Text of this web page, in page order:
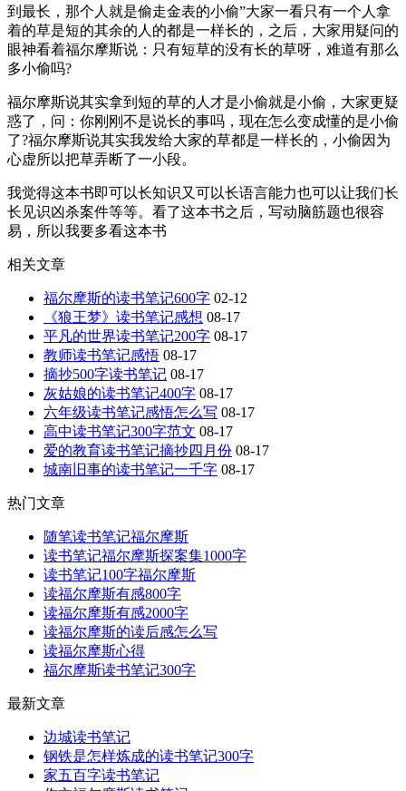
到最长，那个人就是偷走金表的小偷”大家一看只有一个人拿
着的草是短的其余的人的都是一样长的，之后，大家用疑问的
眼神看着福尔摩斯说：只有短草的没有长的草呀，难道有那么
多小偷吗?
福尔摩斯说其实拿到短的草的人才是小偷就是小偷，大家更疑
惑了，问：你刚刚不是说长的事吗，现在怎么变成懂的是小偷
了?福尔摩斯说其实我发给大家的草都是一样长的，小偷因为
心虚所以把草弄断了一小段。
我觉得这本书即可以长知识又可以长语言能力也可以让我们长
长见识凶杀案件等等。看了这本书之后，写动脑筋题也很容
易，所以我要多看这本书
相关文章
福尔摩斯的读书笔记600字 02-12
《狼王梦》读书笔记感想 08-17
平凡的世界读书笔记200字 08-17
教师读书笔记感悟 08-17
摘抄500字读书笔记 08-17
灰姑娘的读书笔记400字 08-17
六年级读书笔记感悟怎么写 08-17
高中读书笔记300字范文 08-17
爱的教育读书笔记摘抄四月份 08-17
城南旧事的读书笔记一千字 08-17
热门文章
随笔读书笔记福尔摩斯
读书笔记福尔摩斯探案集1000字
读书笔记100字福尔摩斯
读福尔摩斯有感800字
读福尔摩斯有感2000字
读福尔摩斯的读后感怎么写
读福尔摩斯心得
福尔摩斯读书笔记300字
最新文章
边城读书笔记
钢铁是怎样炼成的读书笔记300字
家五百字读书笔记